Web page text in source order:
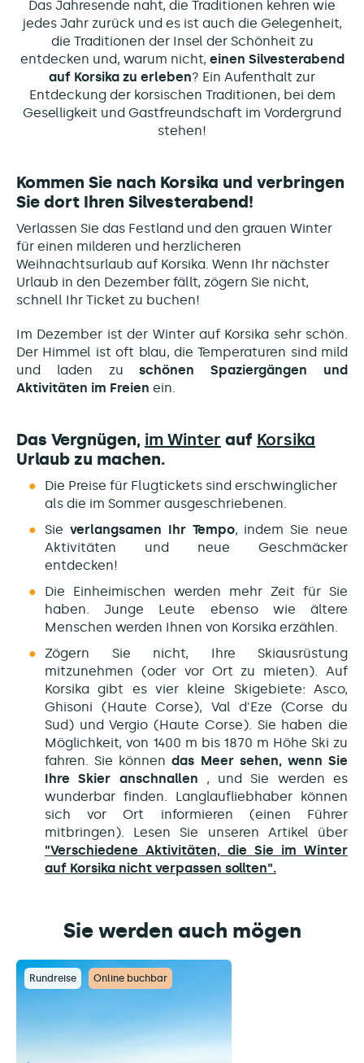
Das Jahresende naht, die Traditionen kehren wie
jedes Jahr zurück und es ist auch die Gelegenheit,
die Traditionen der Insel der Schönheit zu
entdecken und, warum nicht, einen Silvesterabend
auf Korsika zu erleben? Ein Aufenthalt zur
Entdeckung der korsischen Traditionen, bei dem
Geselligkeit und Gastfreundschaft im Vordergrund
stehen!
Kommen Sie nach Korsika und verbringen
Sie dort Ihren Silvesterabend!
Verlassen Sie das Festland und den grauen Winter
für einen milderen und herzlicheren
Weihnachtsurlaub auf Korsika. Wenn Ihr nächster
Urlaub in den Dezember fällt, zögern Sie nicht,
schnell Ihr Ticket zu buchen!
Im Dezember ist der Winter auf Korsika sehr schön.
Der Himmel ist oft blau, die Temperaturen sind mild
und laden zuschönen Spaziergängen und
Aktivitäten im Freien ein.
Das Vergnügen, im Winter auf Korsika
Urlaub zu machen.
Die Preise für Flugtickets sind erschwinglicher
als die im Sommer ausgeschriebenen.
Sie verlangsamen Ihr Tempo, indem Sie neue
Aktivitäten und neue Geschmäcker
entdecken!
Die Einheimischen werden mehr Zeit für Sie
haben. Junge Leute ebenso wie ältere
Menschen werden Ihnen von Korsika erzählen.
Zögern Sie nicht, Ihre Skiausrüstung
mitzunehmen (oder vor Ort zu mieten). Auf
Korsika gibt es vier kleine Skigebiete: Asco,
Ghisoni (Haute Corse), Val d'Eze (Corse du
Sud) und Vergio (Haute Corse). Sie haben die
Möglichkeit, von 1400 m bis 1870 m Höhe Ski zu
fahren. Sie könnendas Meer sehen, wenn Sie
Ihre Skier anschnallen , und Sie werden es
wunderbar finden. Langlaufliebhaber können
sich vor Ort informieren (einen Führer
mitbringen). Lesen Sie unseren Artikel über
"Verschiedene Aktivitäten, die Sie im Winter
auf Korsika nicht verpassen sollten".
Sie werden auch mögen
Rundreise Online buchbar